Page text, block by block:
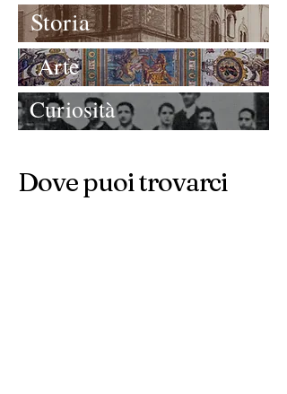
Storia
Arte
Curiosità
Dove puoi trovarci